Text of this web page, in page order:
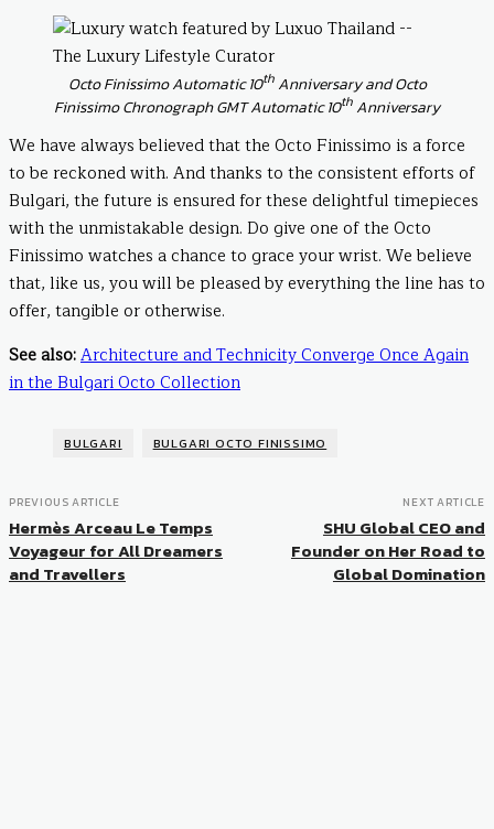
Octo Finissimo Automatic 10thAnniversary and Octo
Finissimo Chronograph GMT Automatic 10th Anniversary
We have always believed that the Octo Finissimo is a force
to be reckoned with. And thanks to the consistent efforts of
Bulgari, the future is ensured for these delightful timepieces
with the unmistakable design. Do give one of the Octo
Finissimo watches a chance to grace your wrist. We believe
that, like us, you will be pleased by everything the line has to
offer, tangible or otherwise.
See also:Architecture and Technicity Converge Once Again
in the Bulgari Octo Collection
BULGARI BULGARI OCTO FINISSIMO
PREVIOUS ARTICLE
Hermès Arceau Le Temps
Voyageur for All Dreamers
and Travellers
NEXT ARTICLE
SHU Global CEO and
Founder on Her Road to
Global Domination